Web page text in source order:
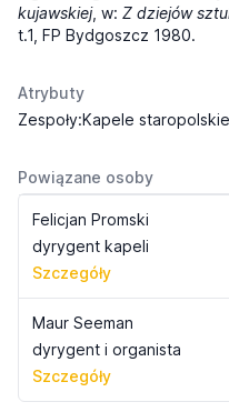
kujawskiej, w: Z dziejów
t.1, FP Bydgoszcz 1980.
Atrybuty
Zespoły:Kapele staropolskie
Powiązane osoby
Felicjan Promski
dyrygent kapeli
Szczegóły
Maur Seeman
dyrygent i organista
Szczegóły